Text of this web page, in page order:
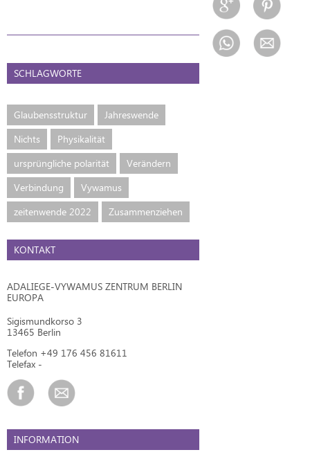
SCHLAGWORTE
Glaubensstruktur
Jahreswende
Nichts
Physikalität
ursprüngliche polarität
Verändern
Verbindung
Vywamus
zeitenwende 2022
Zusammenziehen
KONTAKT
ADALIEGE-VYWAMUS ZENTRUM BERLIN
EUROPA
Sigismundkorso 3
13465 Berlin
Telefon +49 176 456 81611
Telefax -
INFORMATION